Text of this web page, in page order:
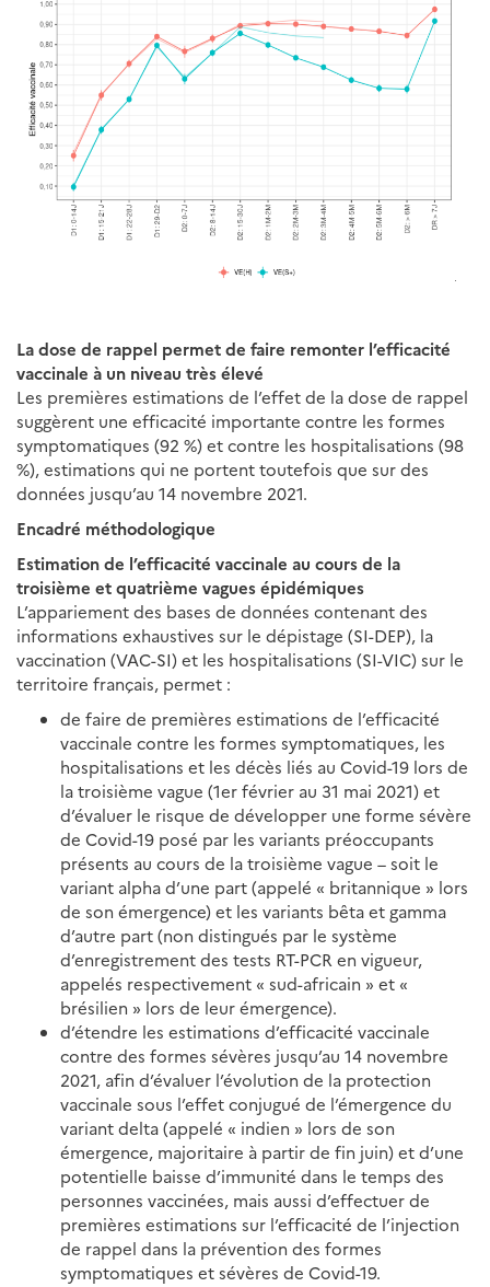
La dose de rappel permet de faire remonter l’efficacité
vaccinale à un niveau très élevé
Les premières estimations de l’effet de la dose de rappel
suggèrent une efficacité importante contre les formes
symptomatiques (92 %) et contre les hospitalisations (98
%), estimations qui ne portent toutefois que sur des
données jusqu’au 14 novembre 2021.
Encadré méthodologique
Estimation de l’efficacité vaccinale au cours de la
troisième et quatrième vagues épidémiques
L’appariement des bases de données contenant des
informations exhaustives sur le dépistage (SI-DEP), la
vaccination (VAC-SI) et les hospitalisations (SI-VIC) sur le
territoire français, permet :
de faire de premières estimations de l’efficacité
vaccinale contre les formes symptomatiques, les
hospitalisations et les décès liés au Covid-19 lors de
la troisième vague (1er février au 31 mai 2021) et
d’évaluer le risque de développer une forme sévère
de Covid-19 posé par les variants préoccupants
présents au cours de la troisième vague – soit le
variant alpha d’une part (appelé « britannique » lors
de son émergence) et les variants bêta et gamma
d’autre part (non distingués par le système
d’enregistrement des tests RT-PCR en vigueur,
appelés respectivement « sud-africain » et «
brésilien » lors de leur émergence).
d’étendre les estimations d’efficacité vaccinale
contre des formes sévères jusqu’au 14 novembre
2021, afin d’évaluer l’évolution de la protection
vaccinale sous l’effet conjugué de l’émergence du
variant delta (appelé « indien » lors de son
émergence, majoritaire à partir de fin juin) et d’une
potentielle baisse d’immunité dans le temps des
personnes vaccinées, mais aussi d’effectuer de
premières estimations sur l’efficacité de l’injection
de rappel dans la prévention des formes
symptomatiques et sévères de Covid-19.